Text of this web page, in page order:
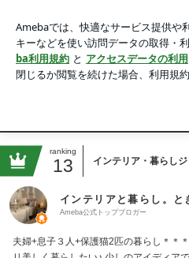
アプリをダウンロードして ブログ
ょう。
ranking
13 インテリア・暮らし
インテリアと暮らし。と
Ameba公式トップブロガー
夫婦+息子３人+保護猫2匹の暮らし＊＊